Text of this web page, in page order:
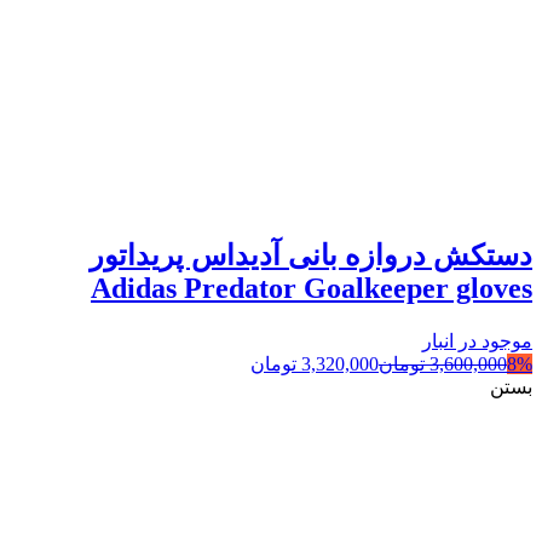
دستکش دروازه بانی آدیداس پریداتور
Adidas Predator Goalkeeper gloves
موجود در انبار
8%
3,600,000 تومان3,320,000 تومان
بستن